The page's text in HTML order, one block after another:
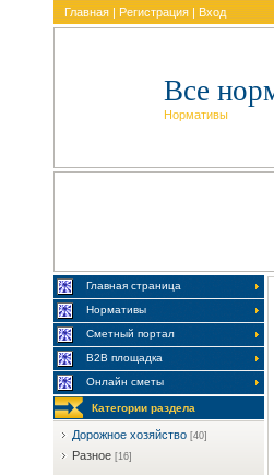
Главная | Регистрация | Вход
Все
Нормативы
Главная страница
Нормативы
Сметный портал
В2В площадка
Онлайн сметы
Категории раздела
Дорожное хозяйство [40]
Разное [16]